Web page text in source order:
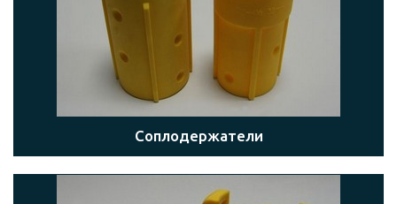
Соплодержатели